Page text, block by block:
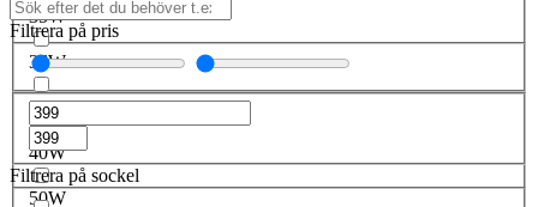
35W
36W
38W
40W
50W
Filtrera på pris
Filtrera på sockel